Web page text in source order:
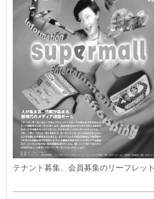
テナント募集、会員募集のリーフレット